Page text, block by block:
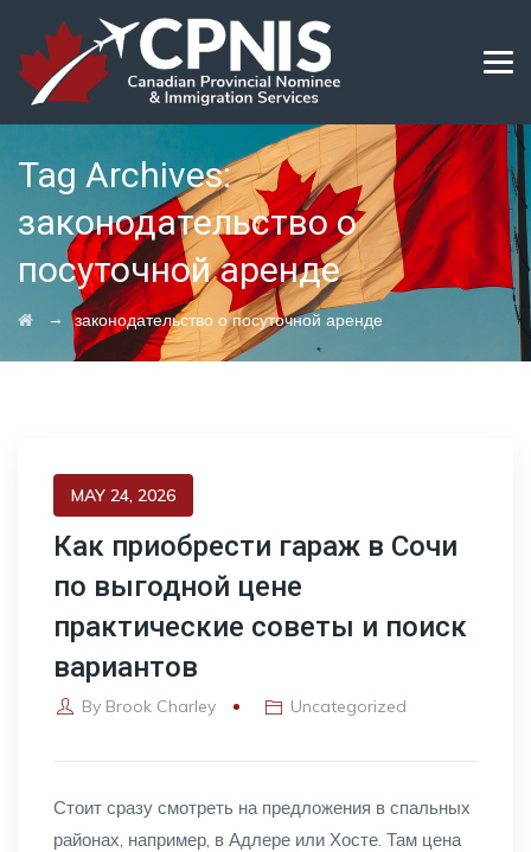
Tag Archives:
законодательство о
посуточной аренде
→законодательство о посуточной аренде
MAY 24, 2026
Как приобрести гараж в Сочи
по выгодной цене
практические советы и поиск
вариантов
By Brook Charley Uncategorized
Стоит сразу смотреть на предложения в спальных
районах, например, в Адлере или Хосте. Там цена